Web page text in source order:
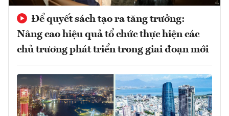
Để quyết sách tạo ra tăng trưởng:
Nâng cao hiệu quả tổ chức thực hiện các
chủ trương phát triển trong giai đoạn mới